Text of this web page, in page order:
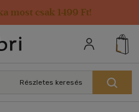
most csak 1499 Ft!
adatai
Részletes keresés